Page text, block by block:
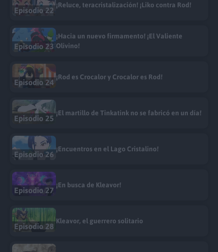
Episodio 22
¡Reluce, teracristalización! ¡Liko contra Rod!
Episodio 23
¡Hacia un nuevo firmamento! ¡El Valiente
Olivino!
Episodio 24
¡Rod es Crocalor y Crocalor es Rod!
Episodio 25
¡El martillo de Tinkatink no se fabricó en un día!
Episodio 26
¡Encuentros en el Lago Cristalino!
Episodio 27
¡En busca de Kleavor!
Episodio 28
Kleavor, el guerrero solitario